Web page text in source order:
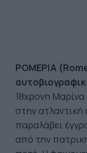
ΡΟΜΕΡΙΑ
18χρονη Μαρίνα
στην ατλαντική
παραλάβει
από την